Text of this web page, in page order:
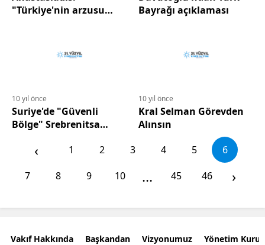
"Türkiye'nin arzusu
Bayrağı açıklaması
10 yıl önce
Suriye'de "Güvenli
Bölge" Srebrenitsa
10 yıl önce
Kral Selman Görevden
Alınsın
‹ 1 2 3 4 5
6
7
8 9 10 ... 45 46 ›
Vakıf Hakkında Başkandan Vizyonumuz Yönetim